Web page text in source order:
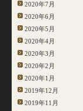
2020年7月
2020年6月
2020年5月
2020年4月
2020年3月
2020年2月
2020年1月
2019年12月
2019年11月